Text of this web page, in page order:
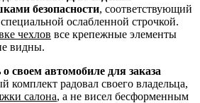
безопасности, соответствующий
ослабленной строчкой.
чехлов все крепежные элементы
видны.
своем автомобиле для заказа
комплект радовал своего владельца,
салона, а не висел бесформенным